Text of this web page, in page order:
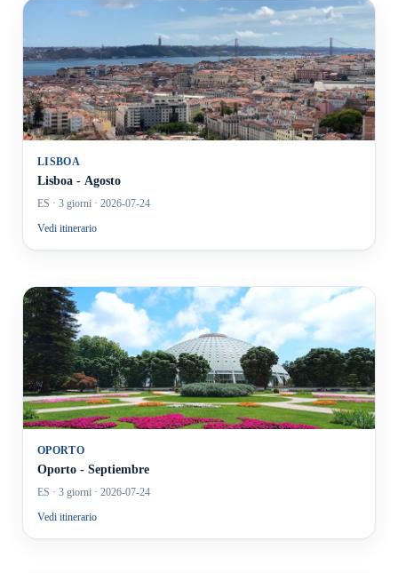
LISBOA
Lisboa - Agosto
ES · 3 giorni · 2026-07-24
Vedi itinerario
OPORTO
Oporto - Septiembre
ES · 3 giorni · 2026-07-24
Vedi itinerario